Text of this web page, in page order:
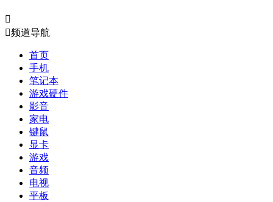

频道导航
首页
手机
笔记本
游戏硬件
影音
家电
键鼠
显卡
游戏
音频
电视
平板